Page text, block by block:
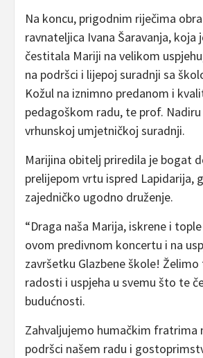
Na koncu, prigodnim riječima
ravnateljica Ivana Šaravanja, koja
čestitala Mariji na velikom
na podršci i lijepoj suradnji sa
Kožul na iznimno predanom i
pedagoškom radu, te prof. Nadiru
vrhunskoj umjetničkoj suradnji.
Marijina obitelj priredila je bogat
prelijepom vrtu ispred Lapidarija,
zajedničko ugodno druženje.
“Draga naša Marija, iskrene i
ovom predivnom koncertu i na
završetku Glazbene škole!
radosti i uspjeha u svemu što te
budućnosti.
Zahvaljujemo humačkim fratrima
podršci našem radu i